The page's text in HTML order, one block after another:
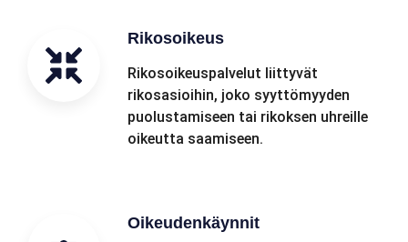
Rikosoikeus
Rikosoikeuspalvelut liittyvät
rikosasioihin, joko syyttömyyden
puolustamiseen tai rikoksen uhreille
oikeutta saamiseen.
Oikeudenkäynnit